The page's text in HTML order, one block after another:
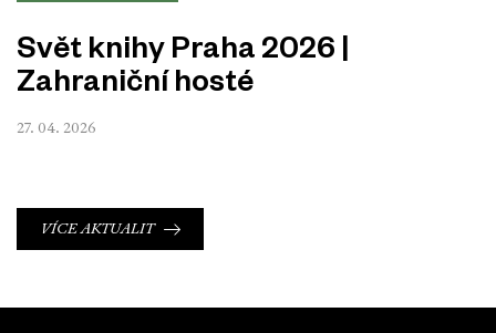
Svět knihy Praha 2026 |
Zahraniční hosté
27. 04. 2026
VÍCE AKTUALIT